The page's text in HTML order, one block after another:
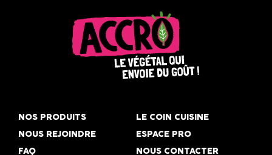
végétal
qui
NOS PRODUITS
LE COIN CUISINE
NOUS REJOINDRE
ESPACE PRO
FAQ
NOUS CONTACTER